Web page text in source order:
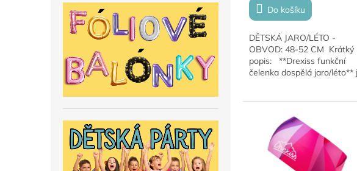
Do košíku
DĚTSKÁ JARO/LÉTO -
OBVOD: 48-52 CM Krátký
popis: **Drexiss funkční
čelenka dospělá jaro/léto**